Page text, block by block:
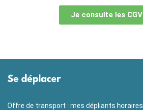
Je consulte les CGV
Se déplacer
Offre de transport : mes dépliants horaires